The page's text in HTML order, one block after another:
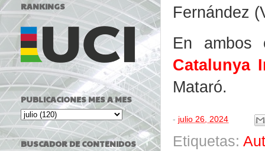
Fernández
En
Catalunya
Mataró.
- julio 26, 2024
Etiquetas:
RANKINGS
PUBLICACIONES MES A MES
BUSCADOR DE CONTENIDOS